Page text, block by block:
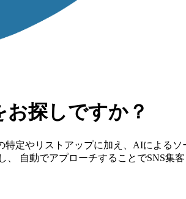
探しですか？
特定やリストアップに加え、AIによるソ
自動でアプローチすることでSNS集